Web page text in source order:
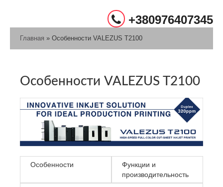
+380976407345
Главная » Особенности VALEZUS T2100
Особенности VALEZUS T2100
Особенности
Функции и
производительность